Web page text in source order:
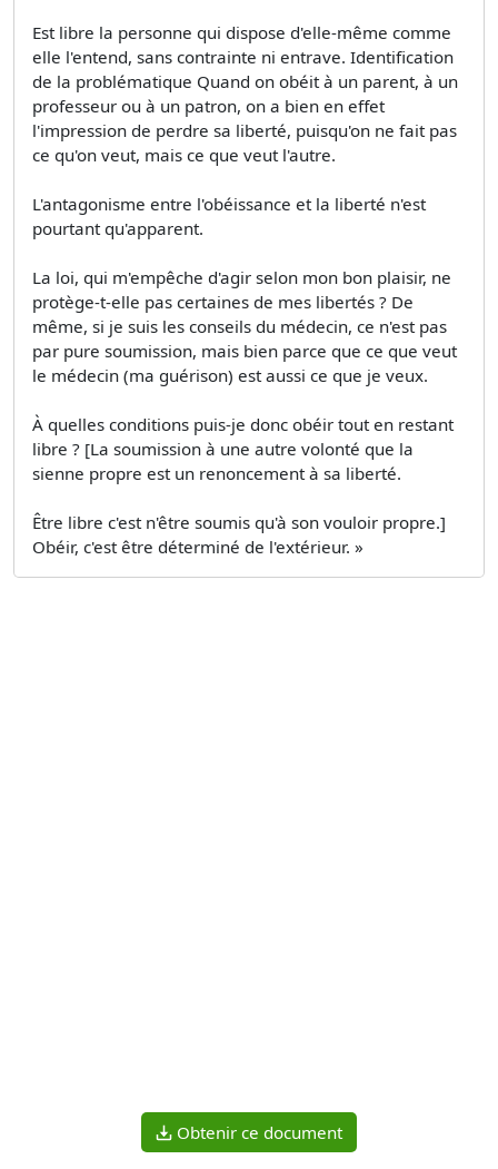
Est libre la personne qui dispose d'elle-même comme
elle l'entend, sans contrainte ni entrave. Identification
de la problématique Quand on obéit à un parent, à un
professeur ou à un patron, on a bien en effet
l'impression de perdre sa liberté, puisqu'on ne fait pas
ce qu'on veut, mais ce que veut l'autre.
L'antagonisme entre l'obéissance et la liberté n'est
pourtant qu'apparent.
La loi, qui m'empêche d'agir selon mon bon plaisir, ne
protège-t-elle pas certaines de mes libertés ? De
même, si je suis les conseils du médecin, ce n'est pas
par pure soumission, mais bien parce que ce que veut
le médecin (ma guérison) est aussi ce que je veux.
À quelles conditions puis-je donc obéir tout en restant
libre ? [La soumission à une autre volonté que la
sienne propre est un renoncement à sa liberté.
Être libre c'est n'être soumis qu'à son vouloir propre.]
Obéir, c'est être déterminé de l'extérieur. »
Obtenir ce document